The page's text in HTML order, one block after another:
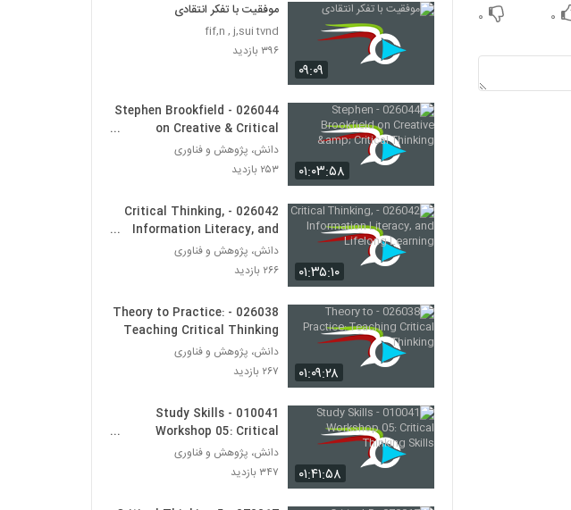
030024 - تفکر انتقادی (سری اول)
۵۲۲ بازدید
030026 - تفکر انتقادی (سری اول)
۵۶۵ بازدید
030027 - تفکر انتقادی (سری اول)
030028 - تفکر انتقادی (سری اول)
۵۱۲ بازدید
030037 - نظریه انتخاب عقلانی
۵۹۸ بازدید
۰ ۰
۰۹:۰۹
موفقیت با تفکر انتقادی
fif,n , j,sui tvnd
۳۹۶ بازدید
۰۱:۰۳:۵۸
026044 - Stephen Brookfield
on Creative & Critical
Thinking
دانش، پژوهش و فناوری
۲۵۳ بازدید
۰۱:۳۵:۱۰
026042 - Critical Thinking,
Information Literacy, and
Lifelong Learning
دانش، پژوهش و فناوری
۲۶۶ بازدید
۰۱:۰۹:۲۸
026038 - Theory to Practice:
Teaching Critical Thinking
دانش، پژوهش و فناوری
۲۶۷ بازدید
۰۱:۴۱:۵۸
010041 - Study Skills
Workshop 05: Critical
Thinking Skills
دانش، پژوهش و فناوری
۳۴۷ بازدید